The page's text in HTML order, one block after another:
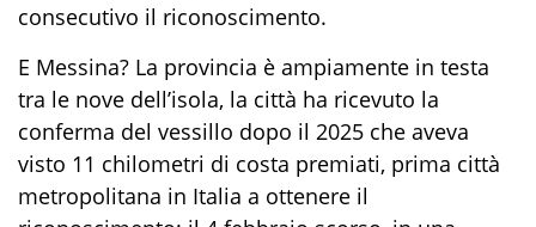
consecutivo il riconoscimento.
E Messina? La provincia è ampiamente in testa
tra le nove dell’isola, la città ha ricevuto la
conferma del vessillo dopo il 2025 che aveva
visto 11 chilometri di costa premiati, prima città
metropolitana in Italia a ottenere il